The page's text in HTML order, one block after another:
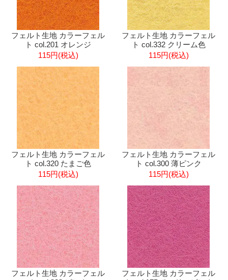
フェルト生地 カラーフェル
ト col.201 オレンジ
115円(税込)
フェルト生地 カラーフェル
ト col.332 クリーム色
115円(税込)
フェルト生地 カラーフェル
ト col.320 たまご色
115円(税込)
フェルト生地 カラーフェル
ト col.300 薄ピンク
115円(税込)
フェルト生地 カラーフェル
フェルト生地 カラーフェル